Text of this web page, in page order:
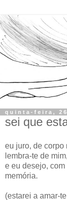
quinta-feira,
sei que
eu juro, de corpo
lembra-te de
e eu desejo,
memória.
(estarei a amar-